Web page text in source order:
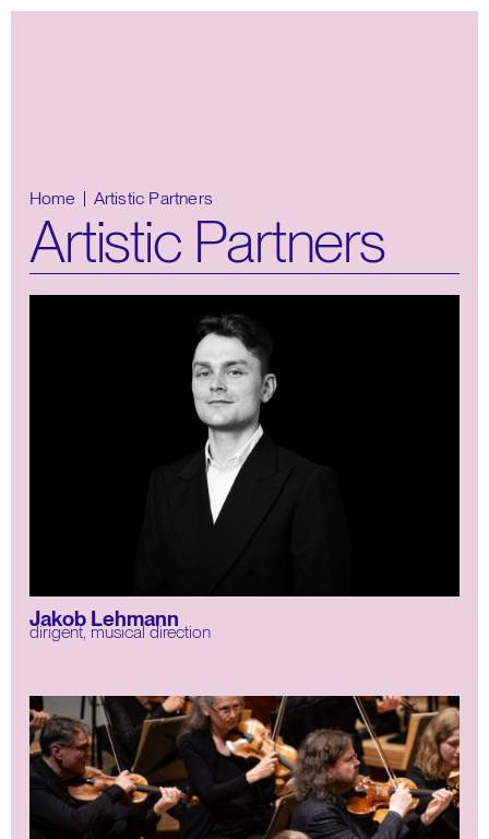
Home Artistic Partners
Artistic Partners
Jakob Lehmann
dirigent, musical direction